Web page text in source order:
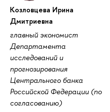
Козловцева Ирина
Дмитриевна
главный экономист
Департамента
исследований и
прогнозирования
Центрального банка
Российской Федерации (по
согласованию)